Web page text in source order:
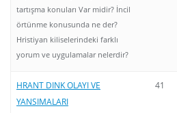
tartışma konuları Var midir? İncil
örtünme konusunda ne der?
Hristiyan kiliselerindeki farklı
yorum ve uygulamalar nelerdir?
HRANT DINK OLAYI VE
YANSIMALARI
41